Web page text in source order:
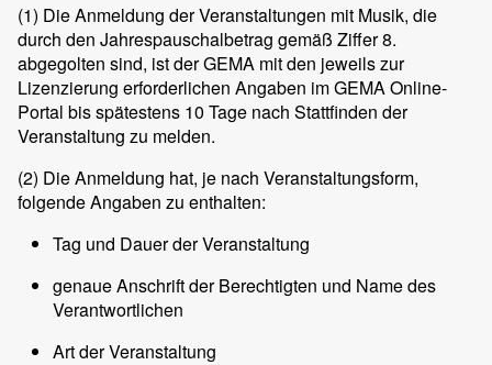
(1) Die Anmeldung der Veranstaltungen mit Musik, die
durch den Jahrespauschalbetrag gemäß Ziffer 8.
abgegolten sind, ist der GEMA mit den jeweils zur
Lizenzierung erforderlichen Angaben im GEMA Online-
Portal bis spätestens 10 Tage nach Stattfinden der
Veranstaltung zu melden.
(2) Die Anmeldung hat, je nach Veranstaltungsform,
folgende Angaben zu enthalten:
Tag und Dauer der Veranstaltung
genaue Anschrift der Berechtigten und Name des
Verantwortlichen
Art der Veranstaltung